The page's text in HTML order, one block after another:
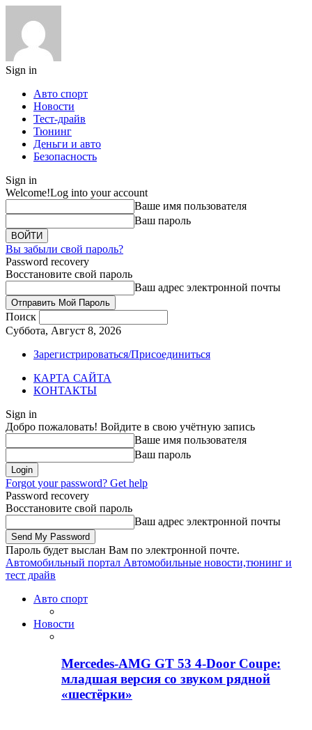
Sign in
Авто спорт
Новости
Тест-драйв
Тюнинг
Деньги и авто
Безопасность
Sign in
Welcome!Log into your account
Ваше имя пользователя
Ваш пароль
Вы забыли свой пароль?
Password recovery
Восстановите свой пароль
Ваш адрес электронной почты
Поиск
Суббота, Август 8, 2026
Зарегистрироваться/Присоединиться
КАРТА САЙТА
КОНТАКТЫ
Sign in
Добро пожаловать! Войдите в свою учётную запись
Ваше имя пользователя
Ваш пароль
Forgot your password? Get help
Password recovery
Восстановите свой пароль
Ваш адрес электронной почты
Пароль будет выслан Вам по электронной почте.
Автомобильный портал Автомобильные новости,тюнинг и
тест драйв
Авто спорт
Новости
Mercedes-AMG GT 53 4-Door Coupe:
младшая версия со звуком рядной
«шестёрки»